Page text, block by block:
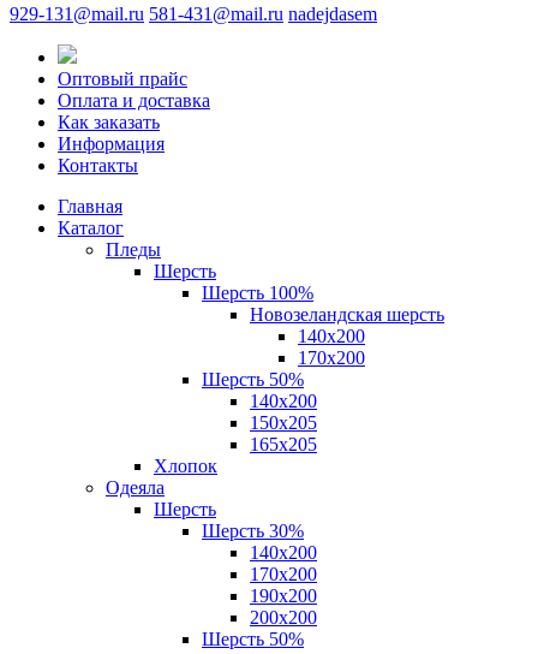
929-131@mail.ru 581-431@mail.ru nadejdasem
Оптовый прайс
Оплата и доставка
Как заказать
Информация
Контакты
Главная
Каталог
Пледы
Шерсть
Шерсть 100%
Новозеландская шерсть
140х200
170x200
Шерсть 50%
140x200
150х205
165х205
Хлопок
Одеяла
Шерсть
Шерсть 30%
140х200
170х200
190х200
200х200
Шерсть 50%